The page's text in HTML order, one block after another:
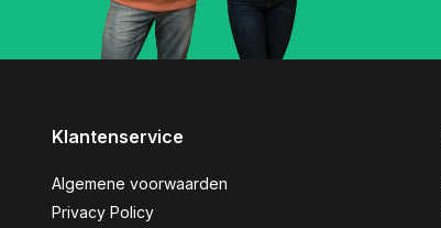
Klantenservice
Algemene voorwaarden
Privacy Policy